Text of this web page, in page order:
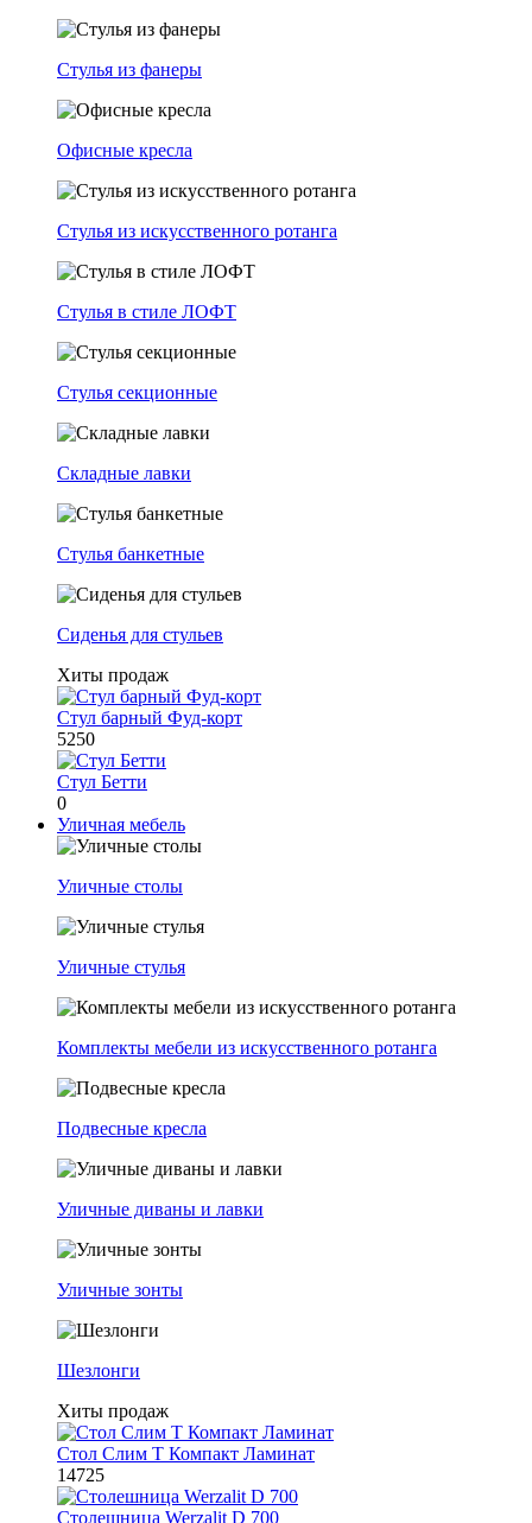
Стулья из фанеры
Офисные кресла
Стулья из искусственного ротанга
Стулья в стиле ЛОФТ
Стулья секционные
Складные лавки
Стулья банкетные
Сиденья для стульев
Хиты продаж
Стул барный Фуд-корт
5250
Стул Бетти
0
Уличная мебель
Уличные столы
Уличные стулья
Комплекты мебели из искусственного ротанга
Подвесные кресла
Уличные диваны и лавки
Уличные зонты
Шезлонги
Хиты продаж
Стол Слим Т Компакт Ламинат
14725
Столешница Werzalit D 700